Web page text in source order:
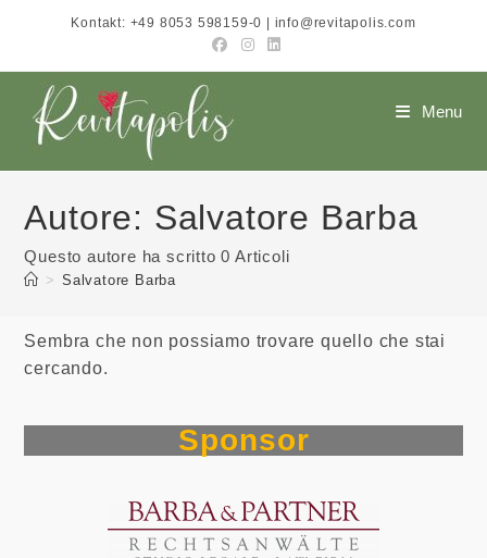
Kontakt: +49 8053 598159-0 | info@revitapolis.com
Menu
Autore: Salvatore Barba
Questo autore ha scritto 0 Articoli
> Salvatore Barba
Sembra che non possiamo trovare quello che stai
cercando.
Sponsor